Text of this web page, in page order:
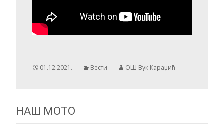
01.12.2021. Вести ОШ Вук Караџић
НАШ МОТО